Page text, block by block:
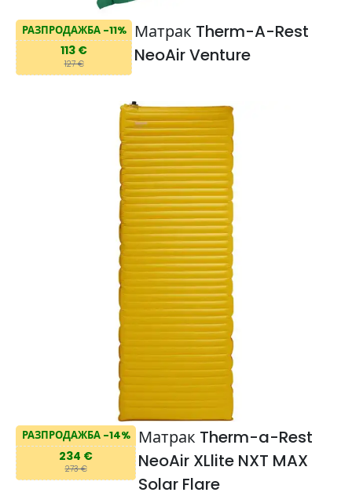
РАЗПРОДАЖБА -11%
113 €
127 €
Матрак Therm-A-Rest
NeoAir Venture
РАЗПРОДАЖБА -14%
234 €
273 €
Матрак Therm-a-Rest
NeoAir XLlite NXT MAX
Solar Flare